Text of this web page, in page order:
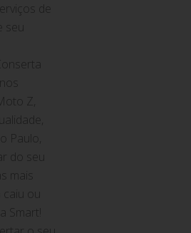
de
seu
Z,
do seu
caiu ou
Smart!